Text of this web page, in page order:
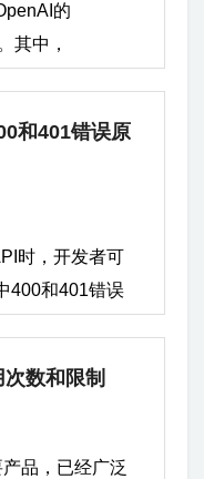
的
其中，
扩展功能的不
如需代注册
和401错误原
时，开发者可
400和401错误
帐号、代充
数和限制
品，已经广泛